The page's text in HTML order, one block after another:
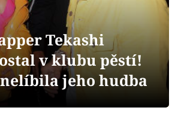
Tekashi
v klubu pěstí!
jeho hudba